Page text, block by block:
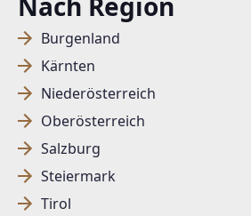
Burgenland
Kärnten
Niederösterreich
Oberösterreich
Salzburg
Steiermark
Tirol